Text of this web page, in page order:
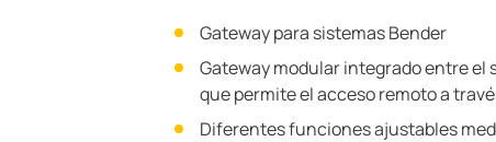
Gateway para sistemas Bender
Gateway modular integrado entre el
que permite el acceso remoto a
Diferentes funciones ajustables